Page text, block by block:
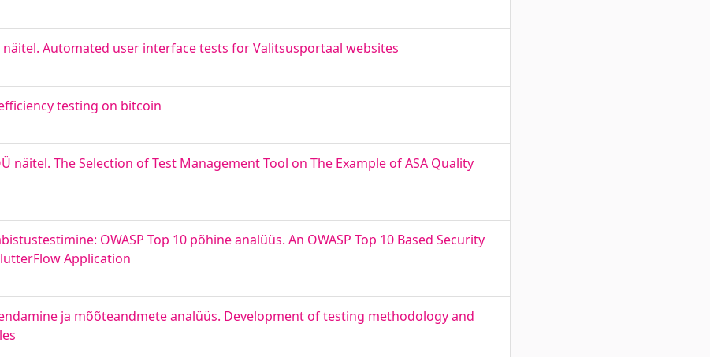
Automated user interface tests for Valitsusportaal websites
testing on bitcoin
näitel. The Selection of Test Management Tool on The Example of ASA Quality
OWASP Top 10 põhine analüüs. An OWASP Top 10 Based Security
Application
ja mõõteandmete analüüs. Development of testing methodology and